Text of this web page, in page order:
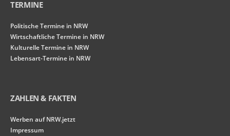
TERMINE
Politische Termine in NRW
Wirtschaftliche Termine in NRW
Kulturelle Termine in NRW
Lebensart-Termine in NRW
ZAHLEN & FAKTEN
Werben auf NRW.jetzt
Impressum